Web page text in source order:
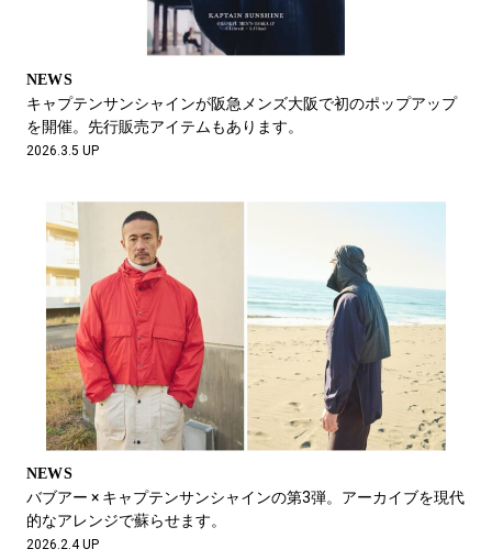
NEWS
キャプテンサンシャインが阪急メンズ大阪で初のポップアップ
を開催。先行販売アイテムもあります。
2026.3.5 UP
NEWS
バブアー × キャプテンサンシャインの第3弾。アーカイブを現代
的なアレンジで蘇らせます。
2026.2.4 UP